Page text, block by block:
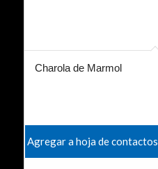
Charola de Marmol
Agregar a hoja de contactos